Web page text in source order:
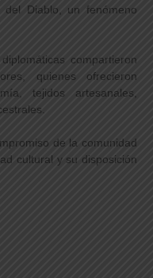
Diablo, un fenómeno
compartieron
quienes ofrecieron
tejidos artesanales,
de la comunidad
cultural y su disposición